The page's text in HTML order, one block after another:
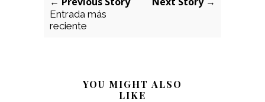
Entrada más
reciente
YOU MIGHT ALSO
LIKE